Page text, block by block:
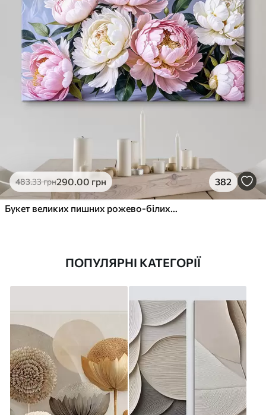
483.33грн290.00 грн 382
Букет великих пишних рожево-білих квітів півонії із зеленим листям на м’якому розмитому фоні
ПОПУЛЯРНІ КАТЕГОРІЇ